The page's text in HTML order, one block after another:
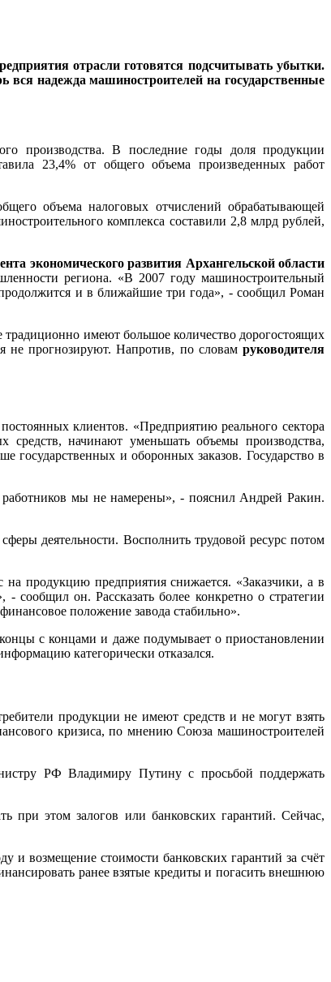
отрасли готовятся подсчитывать убытки.
вся надежда машиностроителей на государственные
производства. В последние годы доля продукции
23,4% от общего объема произведенных работ
объема налоговых отчислений обрабатывающей
комплекса составили 2,8 млрд рублей,
экономического развития Архангельской области
региона. «В 2007 году машиностроительный
и в ближайшие три года», - сообщил Роман
имеют большое количество дорогостоящих
не прогнозируют. Напротив, по словам руководителя
клиентов. «Предприятию реального сектора
начинают уменьшать объемы производства,
и оборонных заказов. Государство в
мы не намерены», - пояснил Андрей Ракин.
деятельности. Восполнить трудовой ресурс потом
продукцию предприятия снижается. «Заказчики, а в
он. Рассказать более конкретно о стратегии
положение завода стабильно».
с концами и даже подумывает о приостановлении
категорически отказался.
продукции не имеют средств и не могут взять
кризиса, по мнению Союза машиностроителей
РФ Владимиру Путину с просьбой поддержать
при этом залогов или банковских гарантий. Сейчас,
и возмещение стоимости банковских гарантий за счёт
ранее взятые кредиты и погасить внешнюю